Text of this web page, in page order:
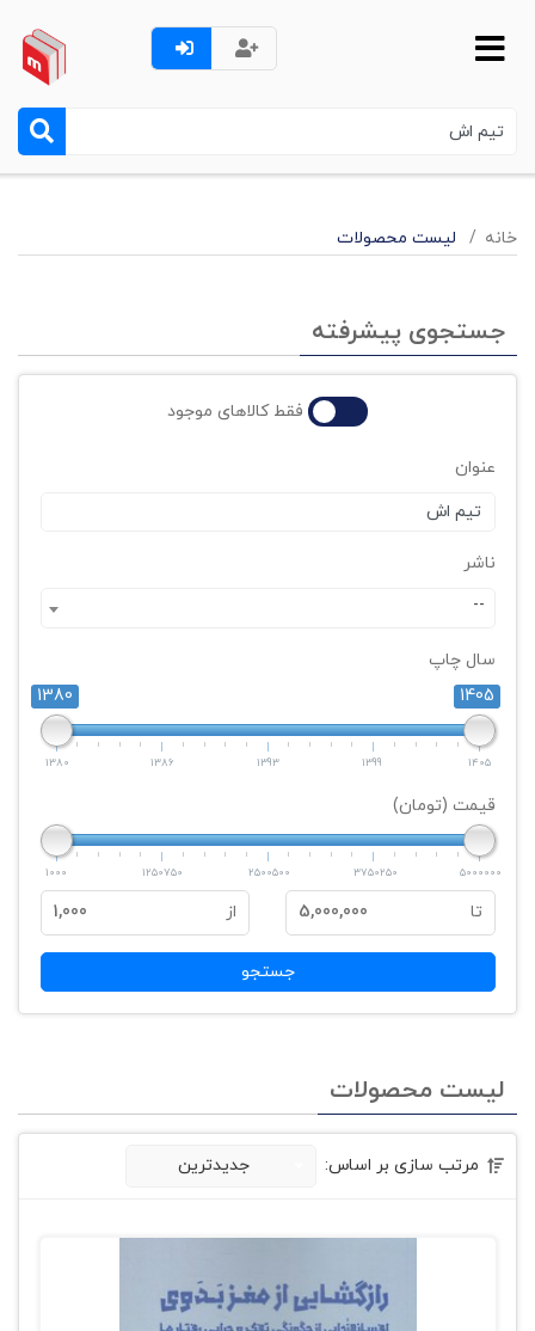
خانه لیست محصولات
جستجوی پیشرفته
فقط کالاهای موجود
عنوان
ناشر
--
سال چاپ
1380
1405
1380 1386 1393 1399 1405
قیمت (تومان)
1000 1250750 2500500 3750250 5000000
تا 5,000,000 از 1,000
جستجو
لیست محصولات
مرتب سازی بر اساس: جدیدترین